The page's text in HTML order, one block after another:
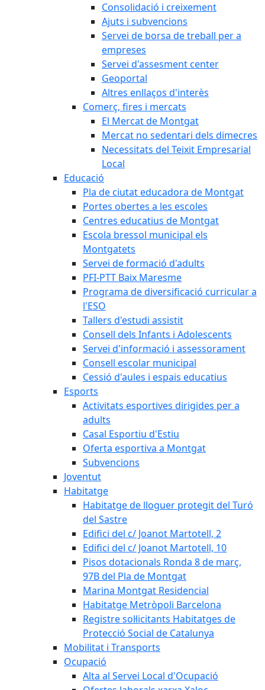
Consolidació i creixement
Ajuts i subvencions
Servei de borsa de treball per a
empreses
Servei d'assesment center
Geoportal
Altres enllaços d'interès
Comerç, fires i mercats
El Mercat de Montgat
Mercat no sedentari dels dimecres
Necessitats del Teixit Empresarial
Local
Educació
Pla de ciutat educadora de Montgat
Portes obertes a les escoles
Centres educatius de Montgat
Escola bressol municipal els
Montgatets
Servei de formació d'adults
PFI-PTT Baix Maresme
Programa de diversificació curricular a
l'ESO
Tallers d'estudi assistit
Consell dels Infants i Adolescents
Servei d'informació i assessorament
Consell escolar municipal
Cessió d'aules i espais educatius
Esports
Activitats esportives dirigides per a
adults
Casal Esportiu d'Estiu
Oferta esportiva a Montgat
Subvencions
Joventut
Habitatge
Habitatge de lloguer protegit del Turó
del Sastre
Edifici del c/ Joanot Martotell, 2
Edifici del c/ Joanot Martotell, 10
Pisos dotacionals Ronda 8 de març,
97B del Pla de Montgat
Marina Montgat Residencial
Habitatge Metròpoli Barcelona
Registre sol·licitants Habitatges de
Protecció Social de Catalunya
Mobilitat i Transports
Ocupació
Alta al Servei Local d'Ocupació